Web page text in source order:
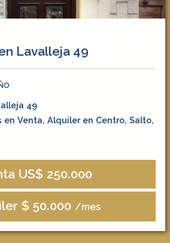
Lavalleja 49
49
Venta, Alquiler en Centro, Salto,
US$ 250.000
$ 50.000 /mes